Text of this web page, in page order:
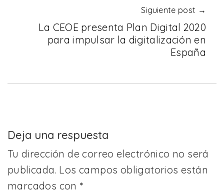
Siguiente post →
La CEOE presenta Plan Digital 2020
para impulsar la digitalización en
España
Deja una respuesta
Tu dirección de correo electrónico no será
publicada. Los campos obligatorios están
marcados con*